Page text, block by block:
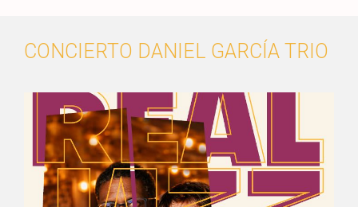
CONCIERTO DANIEL GARCÍA TRIO